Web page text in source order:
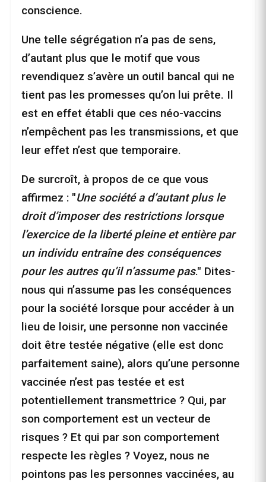
conscience.
Une telle ségrégation n’a pas de sens,
d’autant plus que le motif que vous
revendiquez s’avère un outil bancal qui ne
tient pas les promesses qu’on lui prête. Il
est en effet établi que ces néo-vaccins
n’empêchent pas les transmissions, et que
leur effet n’est que temporaire.
De surcroît, à propos de ce que vous
affirmez : "Une société a d’autant plus le
droit d’imposer des restrictions lorsque
l’exercice de la liberté pleine et entière par
un individu entraîne des conséquences
pour les autres qu’il n’assume pas." Dites-
nous qui n’assume pas les conséquences
pour la société lorsque pour accéder à un
lieu de loisir, une personne non vaccinée
doit être testée négative (elle est donc
parfaitement saine), alors qu’une personne
vaccinée n’est pas testée et est
potentiellement transmettrice ? Qui, par
son comportement est un vecteur de
risques ? Et qui par son comportement
respecte les règles ? Voyez, nous ne
pointons pas les personnes vaccinées, au